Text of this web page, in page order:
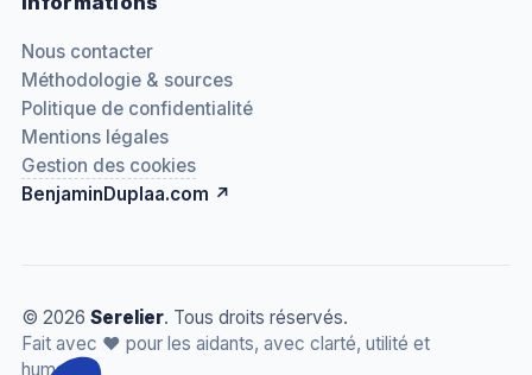
Nous contacter
Méthodologie & sources
Politique de confidentialité
Mentions légales
Gestion des cookies
BenjaminDuplaa.com ↗
© 2026 Serelier. Tous droits réservés.
Fait avec ❤️ pour les aidants, avec clarté, utilité et
humanité.